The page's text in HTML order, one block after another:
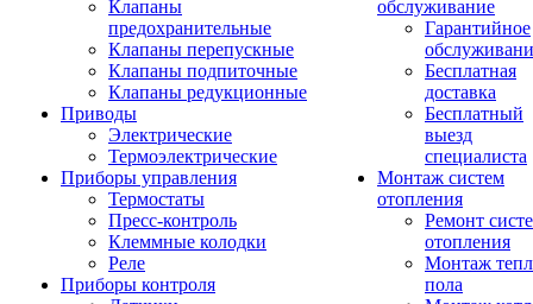
Клапаны
предохранительные
Клапаны перепускные
Клапаны подпиточные
Клапаны редукционные
Приводы
Электрические
Термоэлектрические
Приборы управления
Термостаты
Пресс-контроль
Клеммные колодки
Реле
Приборы контроля
обслуживание
Гарантийное
Бесплатная
доставка
Бесплатный
выезд
специалиста
Монтаж систем
отопления
Ремонт
отопления
Монтаж
пола